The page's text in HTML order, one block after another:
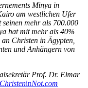
Minya in
am westlichen Ufer
mehr als 700.000
hat mit mehr als 40%
Christen in Ägypten,
und Anhängern von
Prof. Dr. Elmar
inNot.com